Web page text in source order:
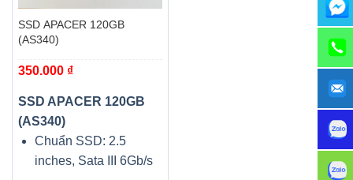
SSD APACER 120GB
(AS340)
350.000 ₫
SSD APACER 120GB
(AS340)
Chuẩn SSD: 2.5
inches, Sata III 6Gb/s